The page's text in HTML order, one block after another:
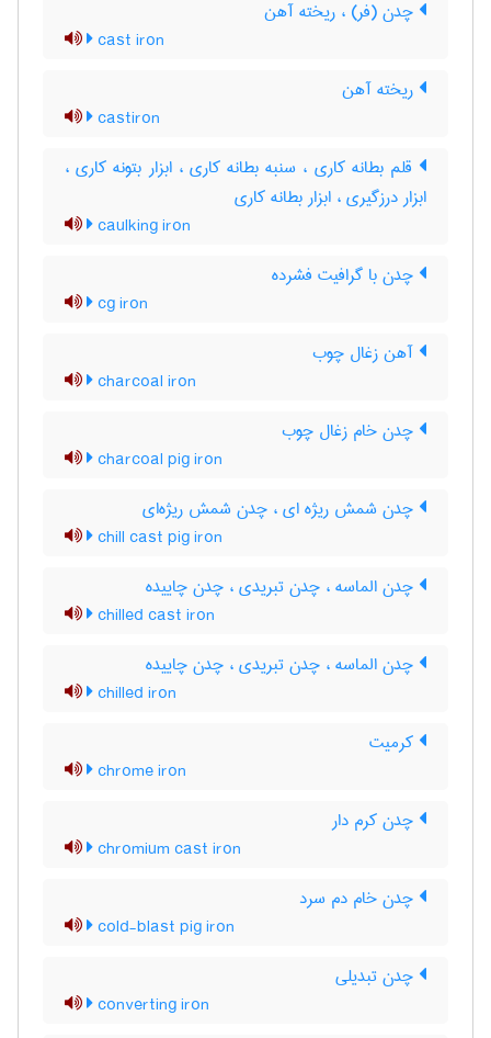
چدن (فر) ، ریخته آهن
cast iron
ریخته آهن
castiron
قلم بطانه کاری ، سنبه بطانه کاری ، ابزار بتونه کاری ،
ابزار درزگیری ، ابزار بطانه کاری
caulking iron
چدن با گرافیت فشرده
cg iron
آهن زغال چوب
charcoal iron
چدن خام زغال چوب
charcoal pig iron
چدن شمش ریژه ای ، چدن شمش ریژه‌ای
chill cast pig iron
چدن الماسه ، چدن تبریدی ، چدن چاییده
chilled cast iron
چدن الماسه ، چدن تبریدی ، چدن چاییده
chilled iron
کرمیت
chrome iron
چدن کرم دار
chromium cast iron
چدن خام دم سرد
cold-blast pig iron
چدن تبدیلی
converting iron